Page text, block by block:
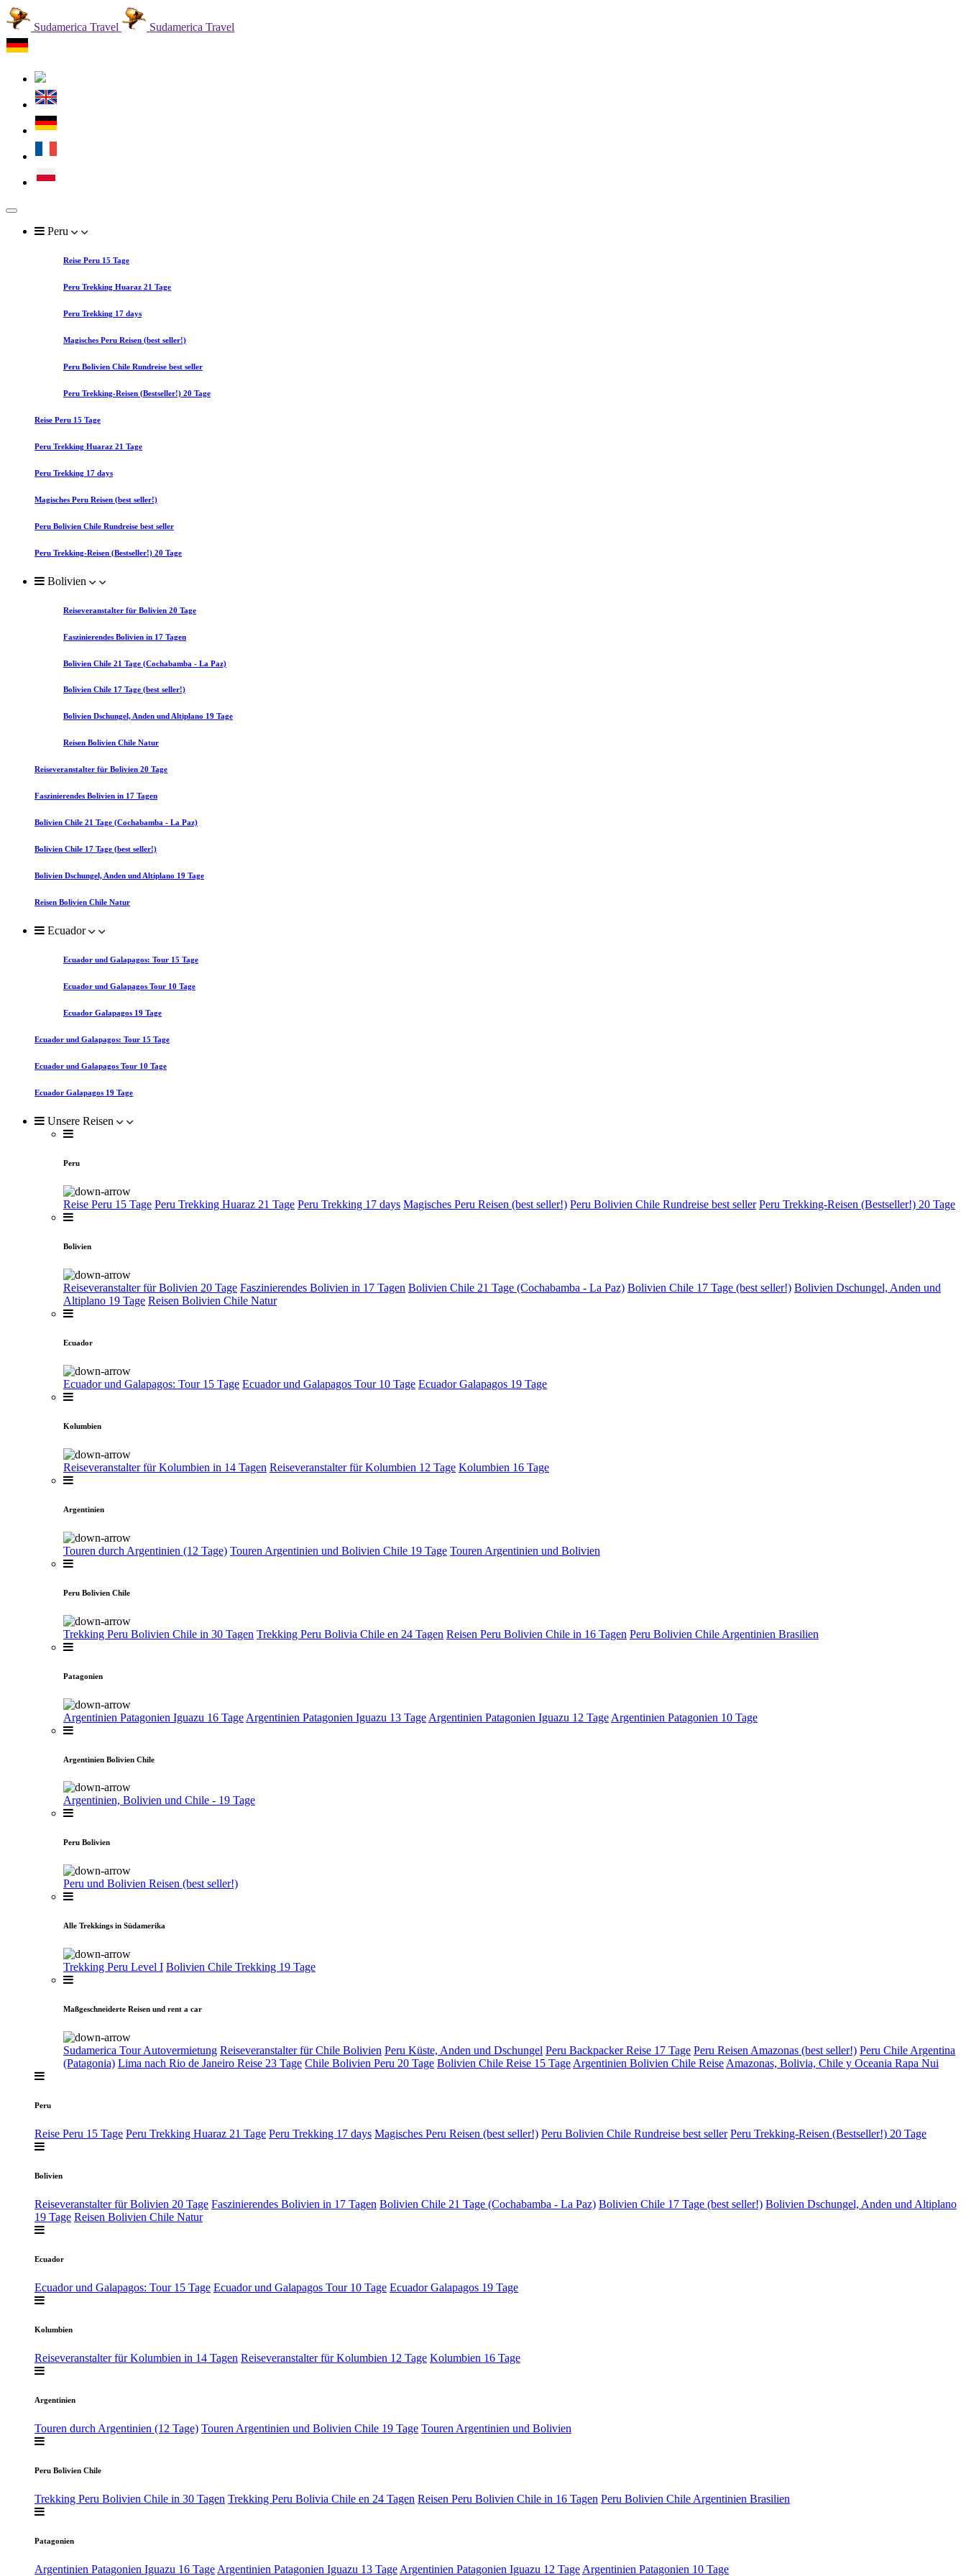
Sudamerica Travel Sudamerica Travel
Peru
Reise Peru 15 Tage
Peru Trekking Huaraz 21 Tage
Peru Trekking 17 days
Magisches Peru Reisen (best seller!)
Peru Bolivien Chile Rundreise best seller
Peru Trekking-Reisen (Bestseller!) 20 Tage
Reise Peru 15 Tage
Peru Trekking Huaraz 21 Tage
Peru Trekking 17 days
Magisches Peru Reisen (best seller!)
Peru Bolivien Chile Rundreise best seller
Peru Trekking-Reisen (Bestseller!) 20 Tage
Bolivien
Reiseveranstalter für Bolivien 20 Tage
Faszinierendes Bolivien in 17 Tagen
Bolivien Chile 21 Tage (Cochabamba - La Paz)
Bolivien Chile 17 Tage (best seller!)
Bolivien Dschungel, Anden und Altiplano 19 Tage
Reisen Bolivien Chile Natur
Reiseveranstalter für Bolivien 20 Tage
Faszinierendes Bolivien in 17 Tagen
Bolivien Chile 21 Tage (Cochabamba - La Paz)
Bolivien Chile 17 Tage (best seller!)
Bolivien Dschungel, Anden und Altiplano 19 Tage
Reisen Bolivien Chile Natur
Ecuador
Ecuador und Galapagos: Tour 15 Tage
Ecuador und Galapagos Tour 10 Tage
Ecuador Galapagos 19 Tage
Ecuador und Galapagos: Tour 15 Tage
Ecuador und Galapagos Tour 10 Tage
Ecuador Galapagos 19 Tage
Unsere Reisen
Peru
Reise Peru 15 Tage Peru Trekking Huaraz 21 Tage Peru Trekking 17 days Magisches Peru Reisen (best seller!) Peru Bolivien Chile Rundreise best seller Peru Trekking-Reisen (Bestseller!) 20 Tage
Bolivien
Reiseveranstalter für Bolivien 20 Tage Faszinierendes Bolivien in 17 Tagen Bolivien Chile 21 Tage (Cochabamba - La Paz) Bolivien Chile 17 Tage (best seller!) Bolivien Dschungel, Anden und
Altiplano 19 Tage Reisen Bolivien Chile Natur
Ecuador
Ecuador und Galapagos: Tour 15 Tage Ecuador und Galapagos Tour 10 Tage Ecuador Galapagos 19 Tage
Kolumbien
Reiseveranstalter für Kolumbien in 14 Tagen Reiseveranstalter für Kolumbien 12 Tage Kolumbien 16 Tage
Argentinien
Touren durch Argentinien (12 Tage) Touren Argentinien und Bolivien Chile 19 Tage Touren Argentinien und Bolivien
Peru Bolivien Chile
Trekking Peru Bolivien Chile in 30 Tagen Trekking Peru Bolivia Chile en 24 Tagen Reisen Peru Bolivien Chile in 16 Tagen Peru Bolivien Chile Argentinien Brasilien
Patagonien
Argentinien Patagonien Iguazu 16 Tage Argentinien Patagonien Iguazu 13 Tage Argentinien Patagonien Iguazu 12 Tage Argentinien Patagonien 10 Tage
Argentinien Bolivien Chile
Argentinien, Bolivien und Chile - 19 Tage
Peru Bolivien
Peru und Bolivien Reisen (best seller!)
Alle Trekkings in Südamerika
Trekking Peru Level I Bolivien Chile Trekking 19 Tage
Maßgeschneiderte Reisen und rent a car
Sudamerica Tour Autovermietung Reiseveranstalter für Chile Bolivien Peru Küste, Anden und Dschungel Peru Backpacker Reise 17 Tage Peru Reisen Amazonas (best seller!) Peru Chile Argentina
(Patagonia) Lima nach Rio de Janeiro Reise 23 Tage Chile Bolivien Peru 20 Tage Bolivien Chile Reise 15 Tage Argentinien Bolivien Chile Reise Amazonas, Bolivia, Chile y Oceania Rapa Nui
Peru
Reise Peru 15 Tage Peru Trekking Huaraz 21 Tage Peru Trekking 17 days Magisches Peru Reisen (best seller!) Peru Bolivien Chile Rundreise best seller Peru Trekking-Reisen (Bestseller!) 20 Tage
Bolivien
Reiseveranstalter für Bolivien 20 Tage Faszinierendes Bolivien in 17 Tagen Bolivien Chile 21 Tage (Cochabamba - La Paz) Bolivien Chile 17 Tage (best seller!) Bolivien Dschungel, Anden und Altiplano
19 Tage Reisen Bolivien Chile Natur
Ecuador
Ecuador und Galapagos: Tour 15 Tage Ecuador und Galapagos Tour 10 Tage Ecuador Galapagos 19 Tage
Kolumbien
Reiseveranstalter für Kolumbien in 14 Tagen Reiseveranstalter für Kolumbien 12 Tage Kolumbien 16 Tage
Argentinien
Touren durch Argentinien (12 Tage) Touren Argentinien und Bolivien Chile 19 Tage Touren Argentinien und Bolivien
Peru Bolivien Chile
Trekking Peru Bolivien Chile in 30 Tagen Trekking Peru Bolivia Chile en 24 Tagen Reisen Peru Bolivien Chile in 16 Tagen Peru Bolivien Chile Argentinien Brasilien
Patagonien
Argentinien Patagonien Iguazu 16 Tage Argentinien Patagonien Iguazu 13 Tage Argentinien Patagonien Iguazu 12 Tage Argentinien Patagonien 10 Tage